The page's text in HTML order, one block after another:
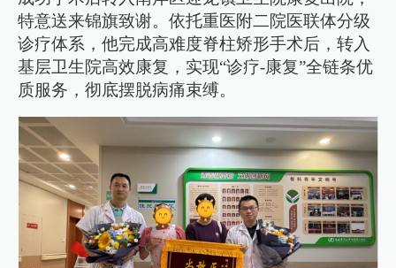
特意送来锦旗致谢。依托重医附二院医联体分级
诊疗体系，他完成高难度脊柱矫形手术后，转入
基层卫生院高效康复，实现“诊疗-康复”全链条优
质服务，彻底摆脱病痛束缚。